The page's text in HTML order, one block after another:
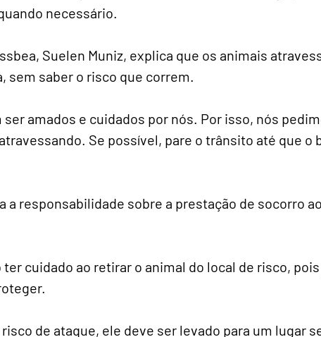
necessário.
Suelen Muniz, explica que os animais
sem saber o risco que correm.
ser amados e cuidados por nós. Por isso, nós
Se possível, pare o trânsito até que o
a responsabilidade sobre a prestação de socorro
cuidado ao retirar o animal do local de risco,
de ataque, ele deve ser levado para um lugar